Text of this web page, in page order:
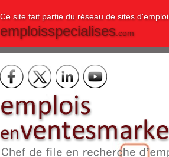
Ce site fait partie du réseau de sites d'emploi
emploisspecialises.com